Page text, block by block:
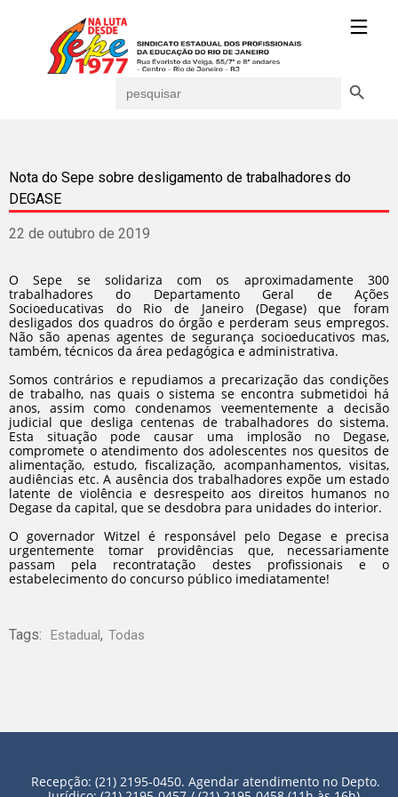
for:
Nota do Sepe sobre desligamento de trabalhadores do
DEGASE
22 de outubro de 2019
O Sepe se solidariza com os aproximadamente 300
trabalhadores do Departamento Geral de Ações
Socioeducativas do Rio de Janeiro (Degase) que foram
desligados dos quadros do órgão e perderam seus empregos.
Não são apenas agentes de segurança socioeducativos mas,
também, técnicos da área pedagógica e administrativa.
Somos contrários e repudiamos a precarização das condições
de trabalho, nas quais o sistema se encontra submetidoi há
anos, assim como condenamos veementemente a decisão
judicial que desliga centenas de trabalhadores do sistema.
Esta situação pode causar uma implosão no Degase,
compromete o atendimento dos adolescentes nos quesitos de
alimentação, estudo, fiscalização, acompanhamentos, visitas,
audiências etc. A ausência dos trabalhadores expõe um estado
latente de violência e desrespeito aos direitos humanos no
Degase da capital, que se desdobra para unidades do interior.
O governador Witzel é responsável pelo Degase e precisa
urgentemente tomar providências que, necessariamente
passam pela recontratação destes profissionais e o
estabelecimento do concurso público imediatamente!
Tags: Estadual, Todas
Recepção: (21) 2195-0450. Agendar atendimento no Depto.